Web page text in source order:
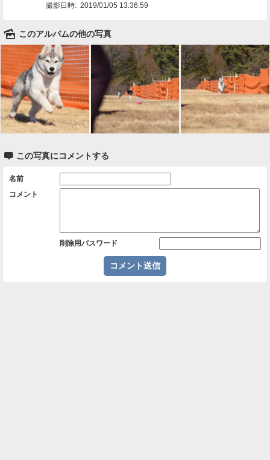
撮影日時: 2019/01/05 13:36:59
🌄 このアルバムの他の写真
 この写真にコメントする
名前
コメント
削除用パスワード